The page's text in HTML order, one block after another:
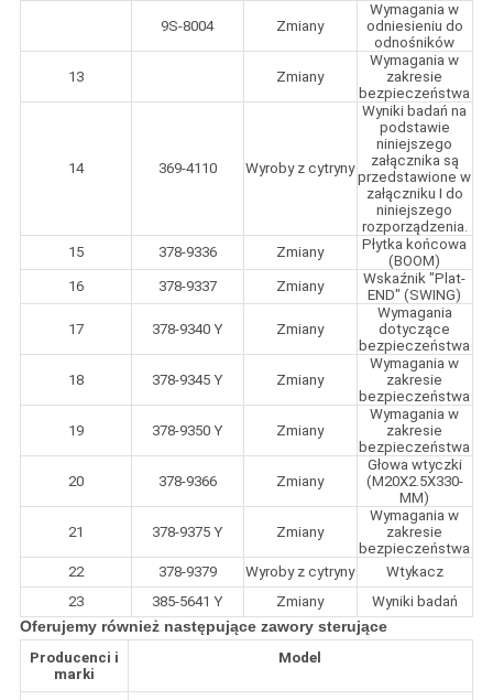
9S-8004 Zmiany
Wymagania w
odniesieniu do
odnośników
13 Zmiany
Wymagania w
zakresie
bezpieczeństwa
14 369-4110 Wyroby z cytryny
Wyniki badań na
podstawie
niniejszego
załącznika są
przedstawione w
załączniku I do
niniejszego
rozporządzenia.
15
378-9336 Zmiany
Płytka końcowa
(BOOM)
16
378-9337 Zmiany
Wskaźnik "Plat-
END" (SWING)
17 378-9340 Y Zmiany
Wymagania
dotyczące
bezpieczeństwa
18 378-9345 Y Zmiany
Wymagania w
zakresie
bezpieczeństwa
19 378-9350 Y Zmiany
Wymagania w
zakresie
bezpieczeństwa
20 378-9366 Zmiany
Głowa wtyczki
(M20X2.5X330-
MM)
21 378-9375 Y Zmiany
Wymagania w
zakresie
bezpieczeństwa
22
378-9379 Wyroby z cytryny
Wtykacz
23
385-5641 Y Zmiany Wyniki badań
Oferujemy również następujące zawory sterujące
Producenci i
marki
Model